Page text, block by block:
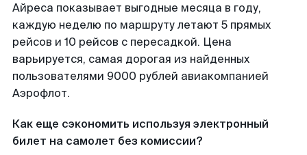
Айреса показывает выгодные месяца в году,
каждую неделю по маршруту летают 5 прямых
рейсов и 10 рейсов с пересадкой. Цена
варьируется, самая дорогая из найденных
пользователями 9000 рублей авиакомпанией
Аэрофлот.
Как еще сэкономить используя электронный
билет на самолет без комиссии?